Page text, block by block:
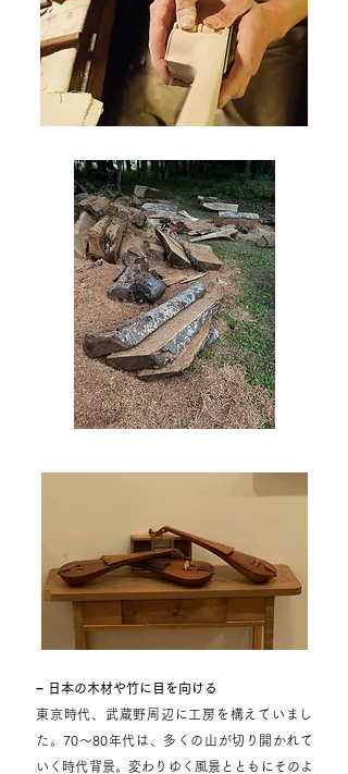
− 日本の木材や竹に目を向ける
​東京時代、武蔵野周辺に工房を構えていまし
た。70～80年代は、多くの山が切り開かれて
いく時代背景。変わりゆく風景とともにそのよ